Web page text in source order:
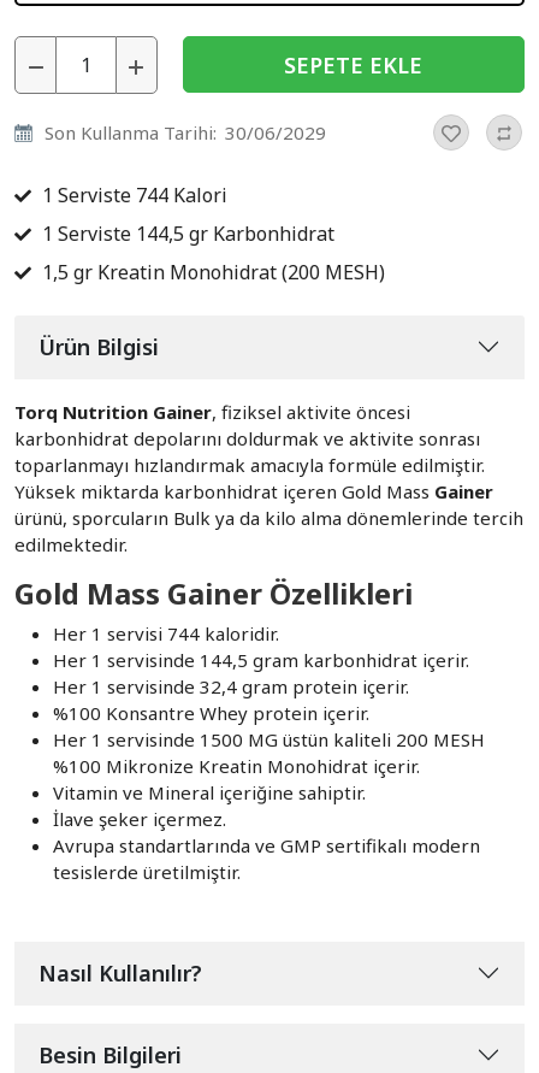
SEPETE EKLE
Son Kullanma Tarihi: 30/06/2029
1 Serviste 744 Kalori
1 Serviste 144,5 gr Karbonhidrat
1,5 gr Kreatin Monohidrat (200 MESH)
Ürün Bilgisi
Torq Nutrition Gainer, fiziksel aktivite öncesi
karbonhidrat depolarını doldurmak ve aktivite sonrası
toparlanmayı hızlandırmak amacıyla formüle edilmiştir.
Yüksek miktarda karbonhidrat içeren Gold Mass Gainer
ürünü, sporcuların Bulk ya da kilo alma dönemlerinde tercih
edilmektedir.
Gold Mass Gainer Özellikleri
Her 1 servisi 744 kaloridir.
Her 1 servisinde 144,5 gram karbonhidrat içerir.
Her 1 servisinde 32,4 gram protein içerir.
%100 Konsantre Whey protein içerir.
Her 1 servisinde 1500 MG üstün kaliteli 200 MESH
%100 Mikronize Kreatin Monohidrat içerir.
Vitamin ve Mineral içeriğine sahiptir.
İlave şeker içermez.
Avrupa standartlarında ve GMP sertifikalı modern
tesislerde üretilmiştir.
Nasıl Kullanılır?
Besin Bilgileri